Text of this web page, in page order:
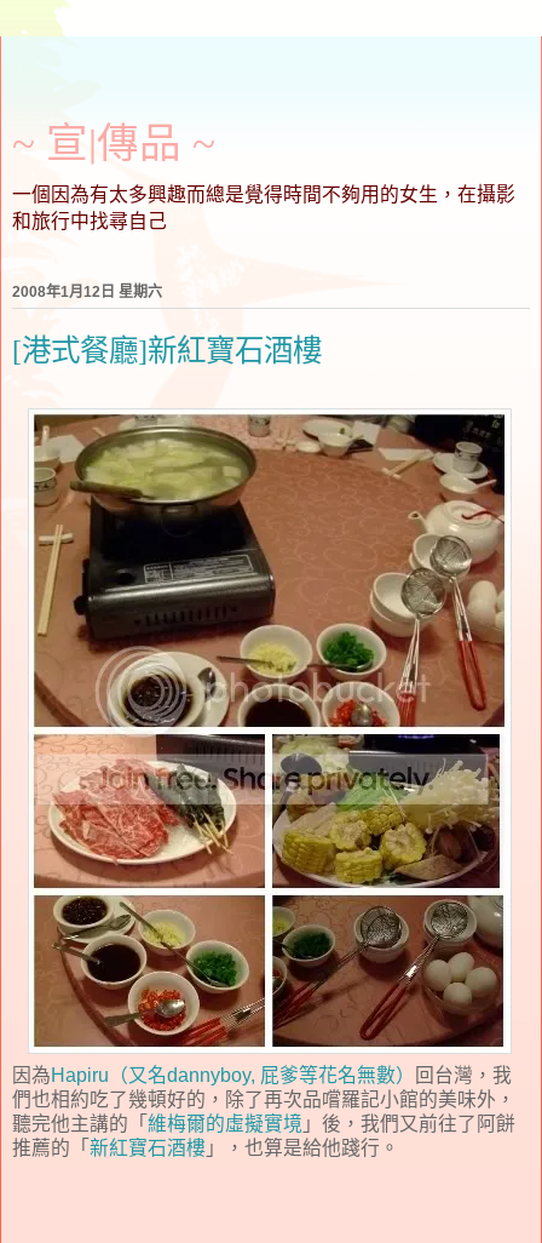
~ 宣∣傳品 ~
一個因為有太多興趣而總是覺得時間不夠用的女生，在攝影
和旅行中找尋自己
2008年1月12日 星期六
[港式餐廳]新紅寶石酒樓
因為Hapiru（又名dannyboy, 屁爹等花名無數）
回台灣，我
們也相約吃了幾頓好的，除了再次品嚐羅記小館的美味外，
聽完他主講的「 維梅爾的虛擬實境 」後，我們又前往了阿餅
推薦的「 新紅寶石酒樓 」，也算是給他踐行。